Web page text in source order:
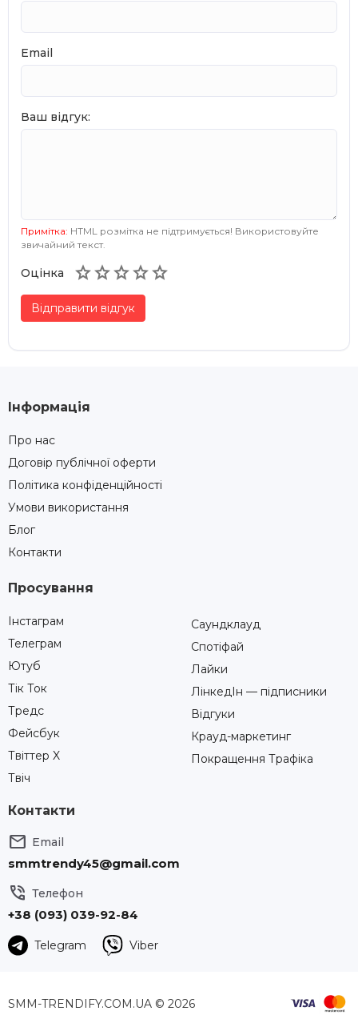
Email
Ваш відгук:
Примітка: HTML розмітка не підтримується! Використовуйте
звичайний текст.
Оцінка 
Відправити відгук
Інформація
Про нас
Договір публічної оферти
Політика конфіденційності
Умови використання
Блог
Контакти
Просування
Інстаграм
Телеграм
Ютуб
Тік Ток
Тредс
Фейсбук
Твіттер X
Твіч
Саундклауд
Спотіфай
Лайки
ЛінкедІн — підписники
Відгуки
Крауд-маркетинг
Покращення Трафіка
Контакти
 Email
smmtrendy45@gmail.com
 Телефон
+38 (093) 039-92-84
Telegram Viber
SMM-TRENDIFY.COM.UA © 2026